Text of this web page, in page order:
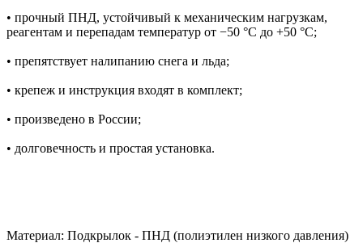
• прочный ПНД, устойчивый к механическим нагрузкам,
реагентам и перепадам температур от −50 °C до +50 °C;
• препятствует налипанию снега и льда;
• крепеж и инструкция входят в комплект;
• произведено в России;
• долговечность и простая установка.
Материал: Подкрылок - ПНД (полиэтилен низкого давления)